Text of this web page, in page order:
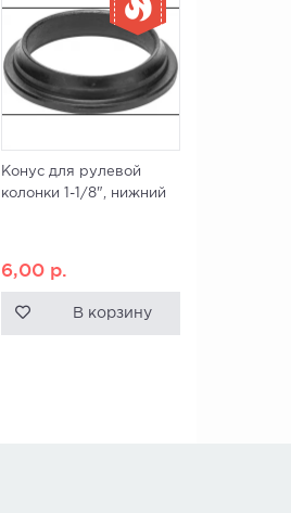
Конус для рулевой
колонки 1-1/8", нижний
6,00 р.
В корзину